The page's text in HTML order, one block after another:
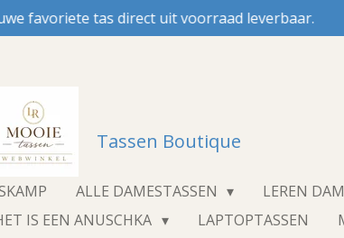
favoriete tas direct uit voorraad leverbaar.
Tassen Boutique
ALLE DAMESTASSEN
LEREN
IS EEN ANUSCHKA LAPTOPTASSEN